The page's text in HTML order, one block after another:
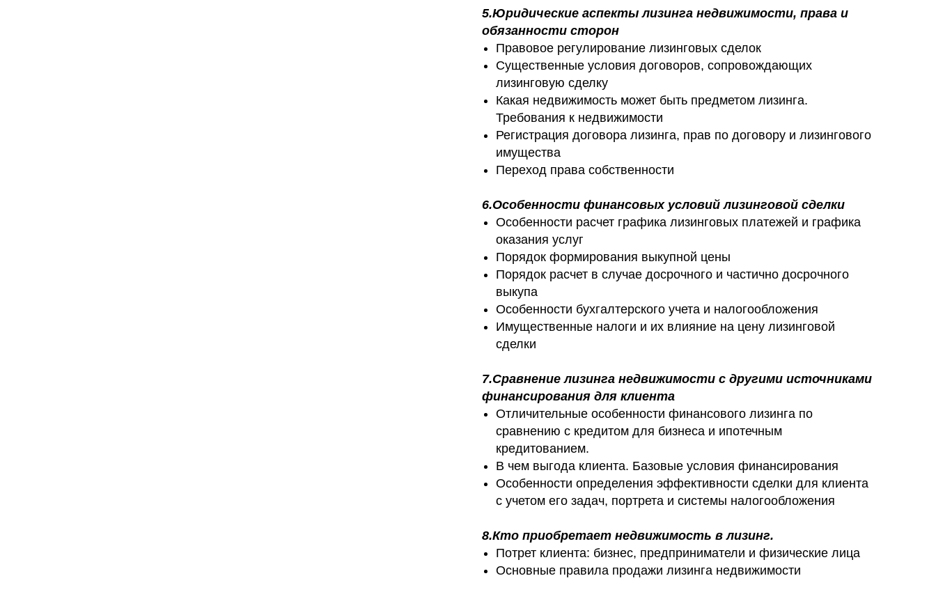
5.Юридические аспекты лизинга недвижимости, права и
обязанности сторон
Правовое регулирование лизинговых сделок
Существенные условия договоров, сопровождающих
лизинговую сделку
Какая недвижимость может быть предметом лизинга.
Требования к недвижимости
Регистрация договора лизинга, прав по договору и лизингового
имущества
Переход права собственности
6.Особенности финансовых условий лизинговой сделки
Особенности расчет графика лизинговых платежей и графика
оказания услуг
Порядок формирования выкупной цены
Порядок расчет в случае досрочного и частично досрочного
выкупа
Особенности бухгалтерского учета и налогообложения
Имущественные налоги и их влияние на цену лизинговой
сделки
7.Сравнение лизинга недвижимости с другими источниками
финансирования для клиента
Отличительные особенности финансового лизинга по
сравнению с кредитом для бизнеса и ипотечным
кредитованием.
В чем выгода клиента. Базовые условия финансирования
Особенности определения эффективности сделки для клиента
с учетом его задач, портрета и системы налогообложения
8.Кто приобретает недвижимость в лизинг.
Потрет клиента: бизнес, предприниматели и физические лица
Основные правила продажи лизинга недвижимости